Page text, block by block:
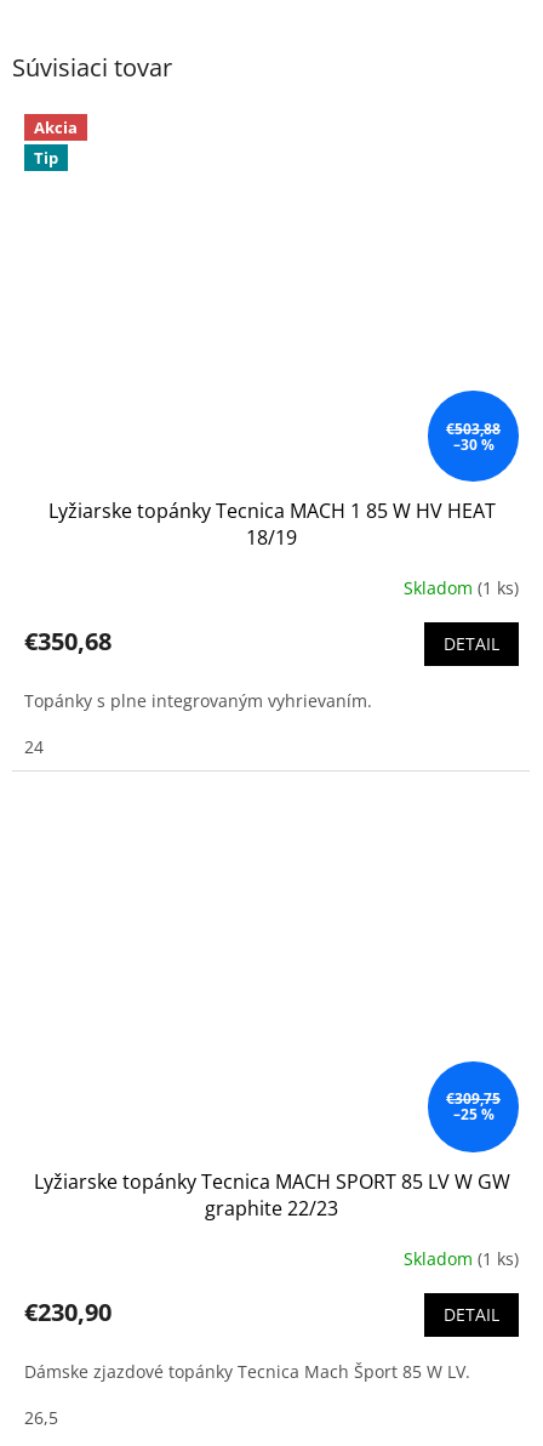
Súvisiaci tovar
Akcia
Tip
€503,88
–30 %
Lyžiarske topánky Tecnica MACH 1 85 W HV HEAT
18/19
Skladom (1 ks)
€350,68 DETAIL
Topánky s plne integrovaným vyhrievaním.
24
€309,75
–25 %
Lyžiarske topánky Tecnica MACH SPORT 85 LV W GW
graphite 22/23
Skladom (1 ks)
€230,90 DETAIL
Dámske zjazdové topánky Tecnica Mach Šport 85 W LV.
26,5